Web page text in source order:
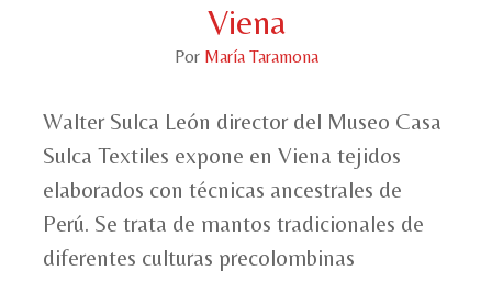
Viena
Por María Taramona
Walter Sulca León director del Museo Casa
Sulca Textiles expone en Viena tejidos
elaborados con técnicas ancestrales de
Perú. Se trata de mantos tradicionales de
diferentes culturas precolombinas